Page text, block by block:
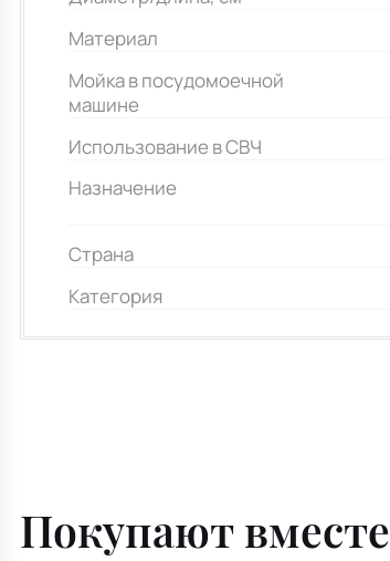
Материал
Мойка в посудомоечной
машине
Использование в СВЧ
Назначение
Страна
Категория
Покупают вместе